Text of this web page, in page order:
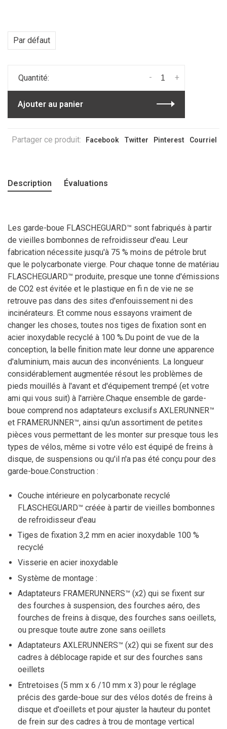
Par défaut
Quantité: +
-
Ajouter au panier
Partager ce produit: Facebook Twitter Pinterest Courriel
Description Évaluations
Les garde-boue FLASCHEGUARD™ sont fabriqués à partir
de vieilles bombonnes de refroidisseur d'eau. Leur
fabrication nécessite jusqu'à 75 % moins de pétrole brut
que le polycarbonate vierge. Pour chaque tonne de matériau
FLASCHEGUARD™ produite, presque une tonne d'émissions
de CO2 est évitée et le plastique en fi n de vie ne se
retrouve pas dans des sites d'enfouissement ni des
incinérateurs. Et comme nous essayons vraiment de
changer les choses, toutes nos tiges de fixation sont en
acier inoxydable recyclé à 100 %.Du point de vue de la
conception, la belle finition mate leur donne une apparence
d'aluminium, mais aucun des inconvénients. La longueur
considérablement augmentée résout les problèmes de
pieds mouillés à l'avant et d'équipement trempé (et votre
ami qui vous suit) à l'arrière.Chaque ensemble de garde-
boue comprend nos adaptateurs exclusifs AXLERUNNER™
et FRAMERUNNER™, ainsi qu'un assortiment de petites
pièces vous permettant de les monter sur presque tous les
types de vélos, même si votre vélo est équipé de freins à
disque, de suspensions ou qu'il n'a pas été conçu pour des
garde-boue.Construction :
Couche intérieure en polycarbonate recyclé
FLASCHEGUARD™ créée à partir de vieilles bombonnes
de refroidisseur d'eau
Tiges de fixation 3,2 mm en acier inoxydable 100 %
recyclé
Visserie en acier inoxydable
Système de montage :
Adaptateurs FRAMERUNNERS™ (x2) qui se fixent sur
des fourches à suspension, des fourches aéro, des
fourches de freins à disque, des fourches sans oeillets,
ou presque toute autre zone sans oeillets
Adaptateurs AXLERUNNERS™ (x2) qui se fixent sur des
cadres à déblocage rapide et sur des fourches sans
oeillets
Entretoises (5 mm x 6 /10 mm x 3) pour le réglage
précis des garde-boue sur des vélos dotés de freins à
disque et d'oeillets et pour ajuster la hauteur du pontet
de frein sur des cadres à trou de montage vertical